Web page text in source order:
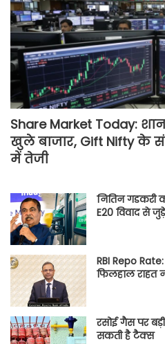
Share Market Today:
खुले बाजार, Gift Nifty के
में तेजी
नितिन गडकरी
E20 विवाद से
RBI Repo
फिलहाल राहत
रसोई गैस पर
सकती है टैक्स